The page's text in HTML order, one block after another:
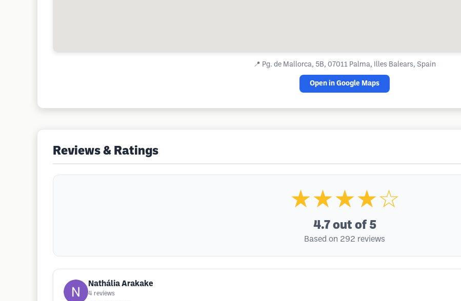
📍 Pg. de Mallorca, 5B, 07011 Palma, Illes Balears, Spain
Open in Google Maps
Reviews & Ratings
★★★★☆
4.7 out of 5
Based on 292 reviews
Nathália Arakake
4 reviews